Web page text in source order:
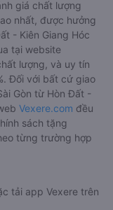
giá chất lượng
nhất, được hưởng
- Kiên Giang Hóc
tại website
lượng, và uy tín
Đối với bất cứ giao
Gòn từ Hòn Đất -
Vexere.com đều
sách tặng
từng trường hợp
tải app Vexere trên